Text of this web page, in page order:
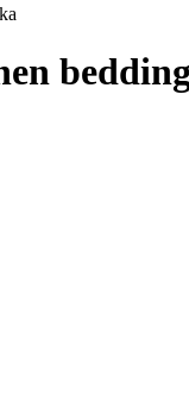
bedding